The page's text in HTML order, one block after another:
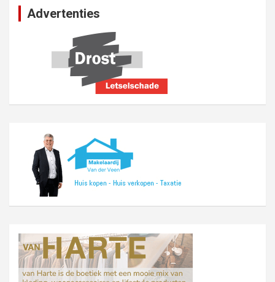
Advertenties